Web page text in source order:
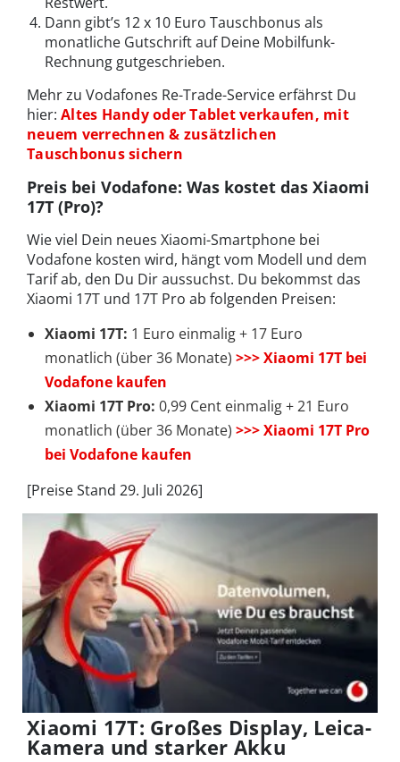
Dann gibt’s 12 x 10 Euro Tauschbonus als
monatliche Gutschrift auf Deine Mobilfunk-
Rechnung gutgeschrieben.
Mehr zu Vodafones Re-Trade-Service erfährst Du
hier: Altes Handy oder Tablet verkaufen, mit
neuem verrechnen & zusätzlichen
Tauschbonus sichern
Preis bei Vodafone: Was kostet das Xiaomi
17T (Pro)?
Wie viel Dein neues Xiaomi-Smartphone bei
Vodafone kosten wird, hängt vom Modell und dem
Tarif ab, den Du Dir aussuchst. Du bekommst das
Xiaomi 17T und 17T Pro ab folgenden Preisen:
Xiaomi 17T: 1 Euro einmalig + 17 Euro
monatlich (über 36 Monate) >>> Xiaomi 17T bei
Vodafone kaufen
Xiaomi 17T Pro: 0,99 Cent einmalig + 21 Euro
monatlich (über 36 Monate) >>> Xiaomi 17T Pro
bei Vodafone kaufen
[Preise Stand 29. Juli 2026]
Xiaomi 17T: Großes Display, Leica-
Kamera und starker Akku